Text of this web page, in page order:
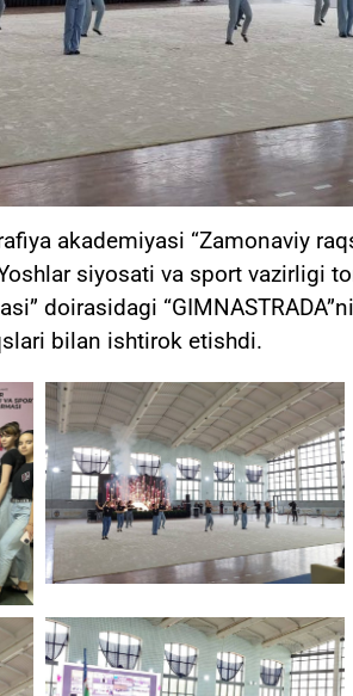
akademiyasi “Zamonaviy
siyosati va sport vazirligi
doirasidagi
bilan ishtirok etishdi.